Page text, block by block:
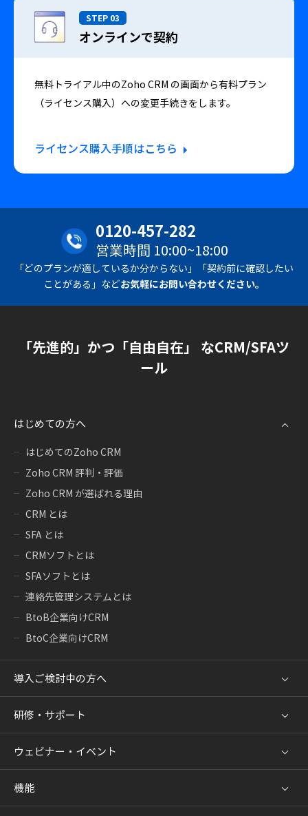
STEP 03
オンラインで契約
無料トライアル中のZoho CRM の画面から有料プラン
（ライセンス購入）への変更手続きをします。
ライセンス購入手順はこちら
0120-457-282
営業時間 10:00~18:00
「どのプランが適しているか分からない」「契約前に確認したい
ことがある」などお気軽にお問い合わせください。
「先進的」かつ「自由自在」 なCRM/SFAツ
ール
はじめての方へ
はじめてのZoho CRM
Zoho CRM 評判・評価
Zoho CRM が選ばれる理由
CRM とは
SFA とは
CRMソフトとは
SFAソフトとは
連絡先管理システムとは
BtoB企業向けCRM
BtoC企業向けCRM
導入ご検討中の方へ
研修・サポート
ウェビナー・イベント
機能